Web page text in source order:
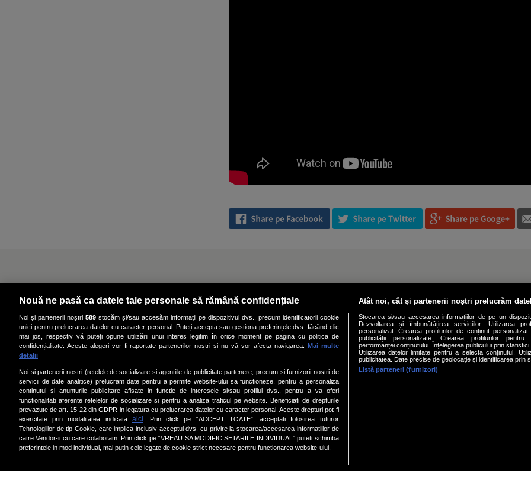
Top știri mondene
Cea mai tare Dacia făcută
vreodată!
5 zodii care vor avea noroc de
bani în 2023. Nativii Pești vor
da lovitura!
Nouă ne pasă ca datele tale personale să rămână confidențiale
Noi și partenerii noștri 589stocăm și/sau accesăm informații pe dispozitivul dvs., precum identificatorii cookie
unici pentru prelucrarea datelor cu caracter personal. Puteți accepta sau gestiona preferințele dvs. făcând clic
mai jos, respectiv vă puteți opune utilizării unui interes legitim în orice moment pe pagina cu politica de
confidențialitate. Aceste alegeri vor fi raportate partenerilor noștri și nu vă vor afecta navigarea.
Mai multe
detalii
Noi si partenerii nostri (retelele de socializare si agentiile de publicitate partenere, precum si furnizorii nostri de
servicii de date analitice) prelucram date pentru a permite website-ului sa functioneze, pentru a personaliza
continutul si anunturile publicitare afisate in functie de interesele si/sau profilul dvs., pentru a va oferi
functionalitati aferente retelelor de socializare si pentru a analiza traficul pe website. Beneficiati de drepturile
prevazute de art. 15-22 din GDPR in legatura cu prelucrarea datelor cu caracter personal. Aceste drepturi pot fi
exercitate prin modalitatea indicata aici . Prin click pe “ACCEPT TOATE”, acceptati folosirea tuturor
Tehnologiilor de tip Cookie, care implica inclusiv acceptul dvs. cu privire la stocarea/accesarea informatiilor de
catre Vendor-ii cu care colaboram. Prin click pe “VREAU SA MODIFIC SETARILE INDIVIDUAL” puteti schimba
preferintele in mod individual, mai putin cele legate de cookie strict necesare pentru functionarea website-ului.
Atât noi, cât și partenerii noștri prelucrăm
Stocarea și/sau accesarea informațiilor de pe un
Dezvoltarea și îmbunătățirea serviciilor. Utilizarea
personalizat. Crearea profilurilor de conținut
publicității personalizate. Crearea profilurilor pentru
performanței conținutului. Înțelegerea publicului prin
Utilizarea datelor limitate pentru a selecta conținutul.
publicitatea. Date precise de geolocație și identificarea prin
Listă parteneri (furnizori)